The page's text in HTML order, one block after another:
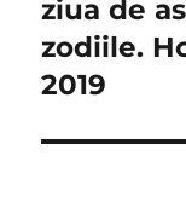
ziua de
zodiile.
2019